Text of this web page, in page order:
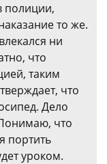
полиции,
то же.
ни
что
таким
что
Дело
что
портить
уроком.